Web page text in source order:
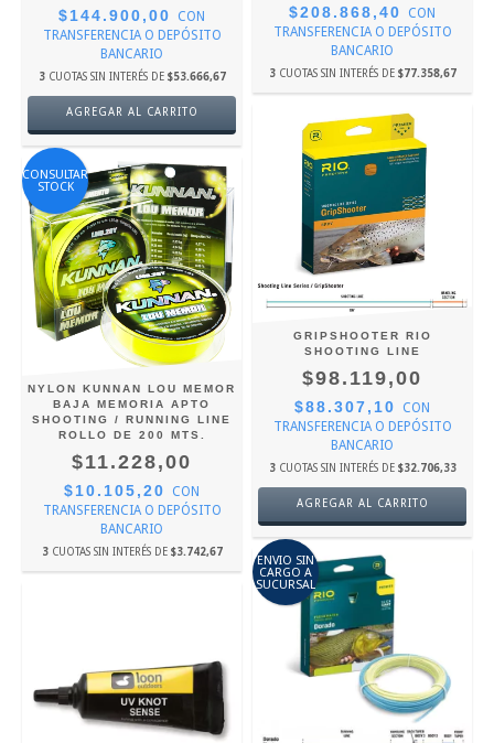
$144.900,00
CON
TRANSFERENCIA O DEPÓSITO
BANCARIO
3 CUOTAS SIN INTERÉS DE $53.666,67
AGREGAR AL CARRITO
$208.868,40
CON
TRANSFERENCIA O DEPÓSITO
BANCARIO
3 CUOTAS SIN INTERÉS DE $77.358,67
CONSULTAR
STOCK
NYLON KUNNAN LOU MEMOR
BAJA MEMORIA APTO
SHOOTING / RUNNING LINE
ROLLO DE 200 MTS.
$11.228,00
$10.105,20
CON
TRANSFERENCIA O DEPÓSITO
BANCARIO
3 CUOTAS SIN INTERÉS DE $3.742,67
GRIPSHOOTER RIO
SHOOTING LINE
$98.119,00
$88.307,10
CON
TRANSFERENCIA O DEPÓSITO
BANCARIO
3 CUOTAS SIN INTERÉS DE $32.706,33
AGREGAR AL CARRITO
ENVIO SIN
CARGO A
SUCURSAL